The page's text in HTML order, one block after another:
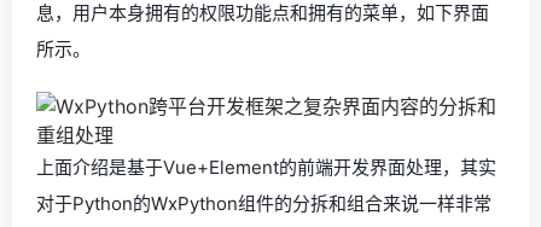
息，用户本身拥有的权限功能点和拥有的菜单，如下界面
所示。
上面介绍是基于Vue+Element的前端开发界面处理，其实
对于Python的WxPython组件的分拆和组合来说一样非常